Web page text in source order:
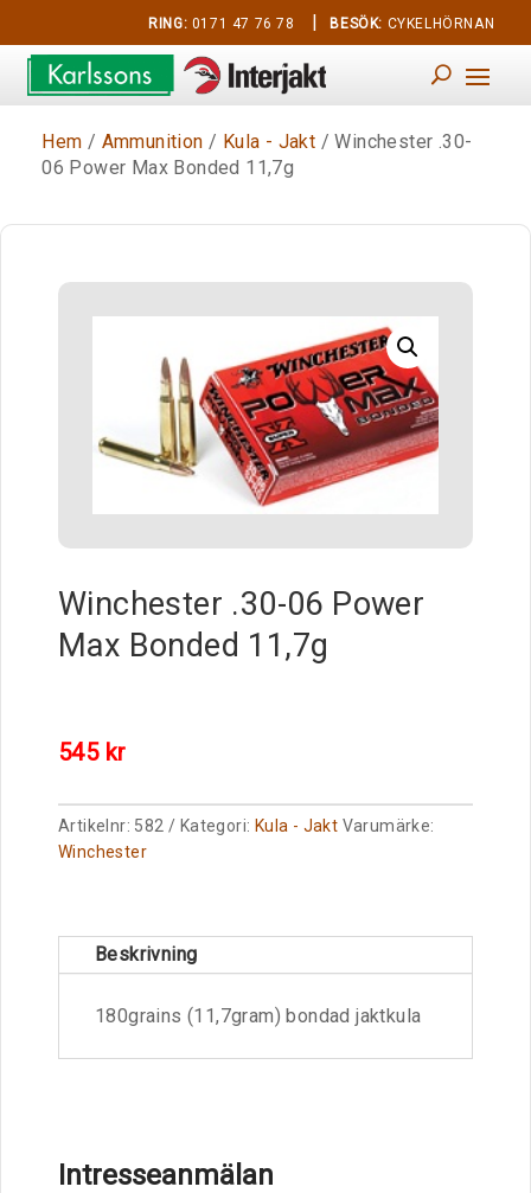
RING: 0171 47 76 78 | BESÖK: CYKELHÖRNAN
Hem / Ammunition / Kula - Jakt / Winchester .30-
06 Power Max Bonded 11,7g
Winchester .30-06 Power
Max Bonded 11,7g
545 kr
Artikelnr: 582 Kategori: Kula - Jakt Varumärke:
Winchester
Beskrivning
180grains (11,7gram) bondad jaktkula
Intresseanmälan